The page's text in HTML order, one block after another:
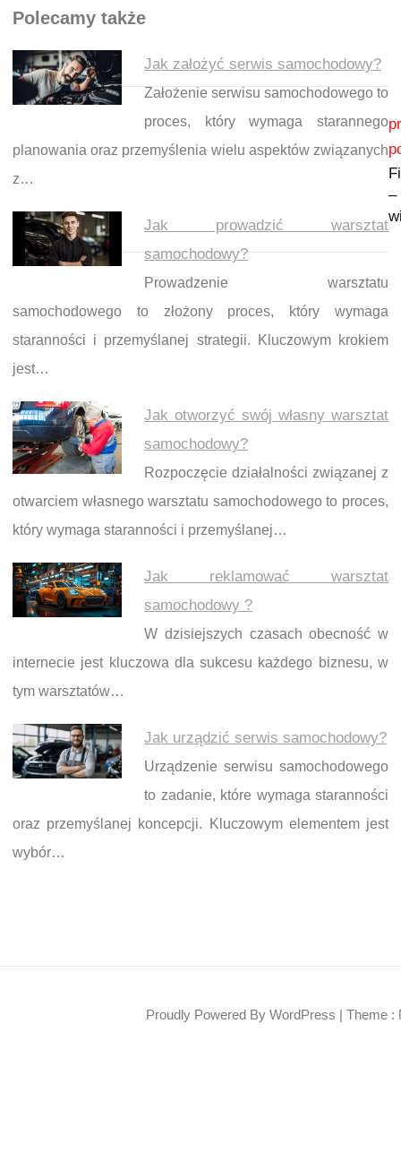
Polecamy także
Jak założyć serwis samochodowy?
Założenie serwisu samochodowego to
proces, który wymaga starannego
planowania oraz przemyślenia wielu aspektów związanych
z…
Jak prowadzić warsztat
samochodowy?
Prowadzenie warsztatu
samochodowego to złożony proces, który wymaga
staranności i przemyślanej strategii. Kluczowym krokiem
jest…
Jak otworzyć swój własny warsztat
samochodowy?
Rozpoczęcie działalności związanej z
otwarciem własnego warsztatu samochodowego to proces,
który wymaga staranności i przemyślanej…
Jak reklamować warsztat
samochodowy ?
W dzisiejszych czasach obecność w
internecie jest kluczowa dla sukcesu każdego biznesu, w
tym warsztatów…
Jak urządzić serwis samochodowy?
Urządzenie serwisu samochodowego
to zadanie, które wymaga staranności
oraz przemyślanej koncepcji. Kluczowym elementem jest
wybór…
Nawigacja wpisu
–
Proudly Powered By WordPress | Theme :